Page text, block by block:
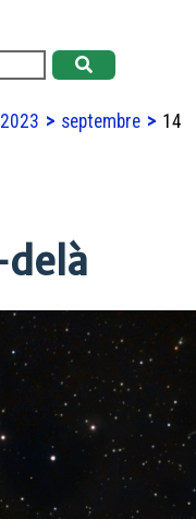
2023 septembre
14
delà